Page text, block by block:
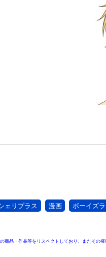
ェリプラス 漫画 ボーイズ
商品・作品等をリスペクトしており、またその